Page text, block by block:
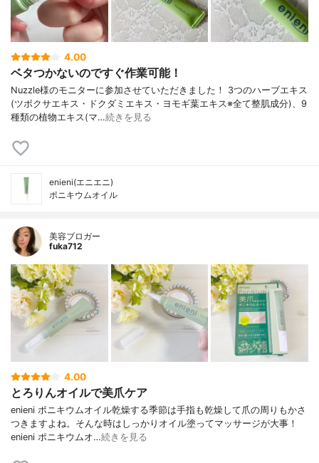
4.00
ベタつかないのですぐ作業可能！
Nuzzle様のモニターに参加させていただきました！ 3つのハーブエキス
(ツボクサエキス・ドクダミエキス・ヨモギ葉エキス※全て整肌成分)、9
種類の植物エキス(マ…続きを見る
enieni(エニエニ)
ポニキウムオイル
美容ブロガー
fuka712
4.00
とろりんオイルで美爪ケア
enieni ポニキウムオイル乾燥する季節は手指も乾燥して爪の周りもかさ
つきますよね。そんな時はしっかりオイル塗ってマッサージが大事！
enieni ポニキウムオ…続きを見る